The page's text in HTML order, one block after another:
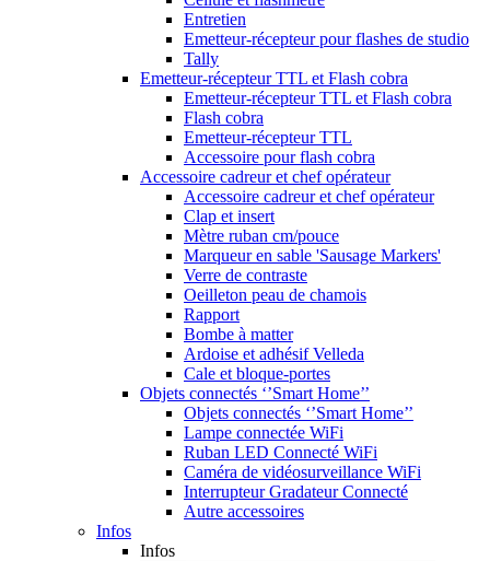
Entretien
Emetteur-récepteur pour flashes de studio
Tally
Emetteur-récepteur TTL et Flash cobra
Emetteur-récepteur TTL et Flash cobra
Flash cobra
Emetteur-récepteur TTL
Accessoire pour flash cobra
Accessoire cadreur et chef opérateur
Accessoire cadreur et chef opérateur
Clap et insert
Mètre ruban cm/pouce
Marqueur en sable 'Sausage Markers'
Verre de contraste
Oeilleton peau de chamois
Rapport
Bombe à matter
Ardoise et adhésif Velleda
Cale et bloque-portes
Objets connectés ‘’Smart Home’’
Objets connectés ‘’Smart Home’’
Lampe connectée WiFi
Ruban LED Connecté WiFi
Caméra de vidéosurveillance WiFi
Interrupteur Gradateur Connecté
Autre accessoires
Infos
Infos